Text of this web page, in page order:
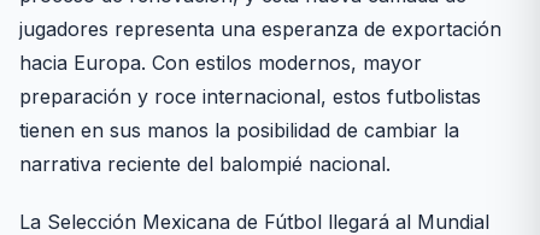
jugadores representa una esperanza de exportación
hacia Europa. Con estilos modernos, mayor
preparación y roce internacional, estos futbolistas
tienen en sus manos la posibilidad de cambiar la
narrativa reciente del balompié nacional.
La Selección Mexicana de Fútbol llegará al Mundial